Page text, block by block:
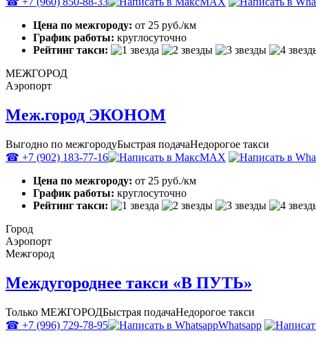
Цена по межгороду: от 25 руб./км
График работы: круглосуточно
Рейтинг такси:
МЕЖГОРОД
Аэропорт
Меж.город ЭКОНОМ
Выгодно по межгородуБыстрая подачаНедорогое такси
☎ +7 (902) 183-77-16
MAX
Цена по межгороду: от 25 руб./км
График работы: круглосуточно
Рейтинг такси:
Город
Аэропорт
Межгород
Междугороднее такси «В ПУТЬ»
Только МЕЖГОРОДБыстрая подачаНедорогое такси
☎ +7 (996) 729-78-95
Whatsapp